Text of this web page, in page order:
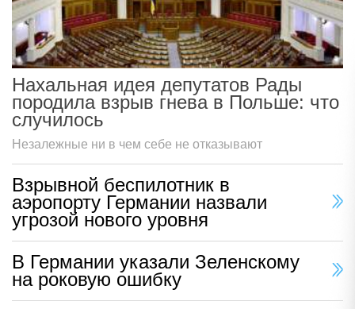
Нахальная идея депутатов Рады
породила взрыв гнева в Польше: что
случилось
Незалежные ни в чем себе не отказывают
Взрывной беспилотник в
аэропорту Германии назвали
угрозой нового уровня
В Германии указали Зеленскому
на роковую ошибку